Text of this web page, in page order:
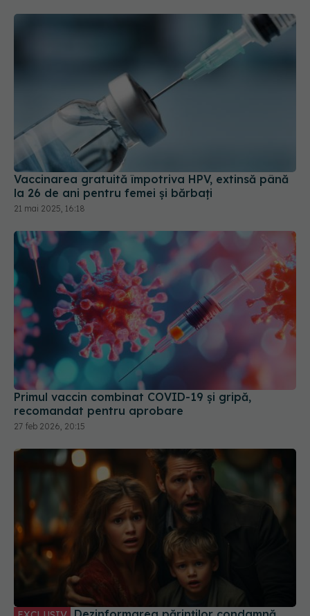
Vaccinarea gratuită împotriva HPV, extinsă până
la 26 de ani pentru femei și bărbați
21 mai 2025, 16:18
Primul vaccin combinat COVID-19 și gripă,
recomandat pentru aprobare
27 feb 2026, 20:15